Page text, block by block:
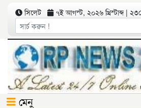
সিলেট ৭ই আগস্ট, ২০২৬ খ্রিস্টাব্দ |
মেনু